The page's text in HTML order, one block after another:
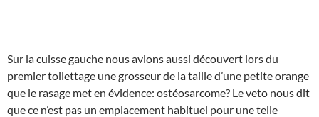
Sur la cuisse gauche nous avions aussi découvert lors du
premier toilettage une grosseur de la taille d’une petite orange
que le rasage met en évidence: ostéosarcome? Le veto nous dit
que ce n’est pas un emplacement habituel pour une telle